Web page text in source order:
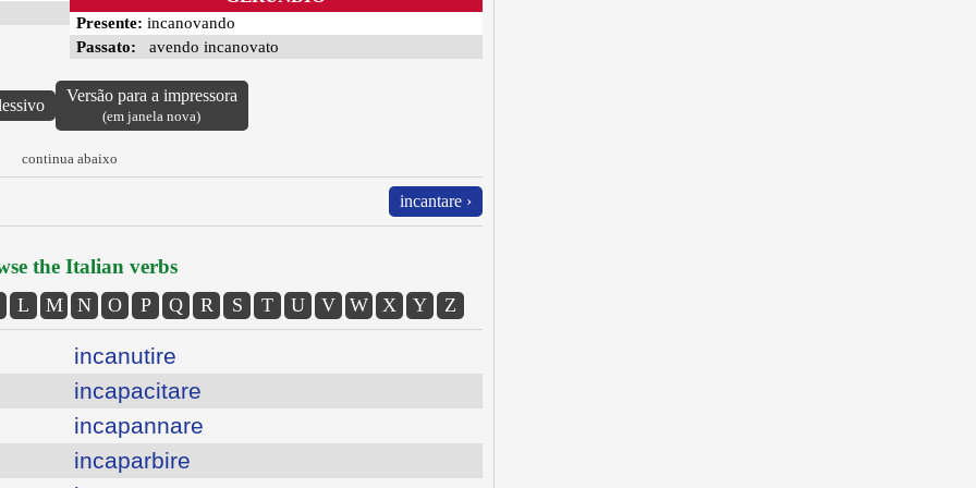
Presente: incanovando
Passato: avendo incanovato
Versão para a impressora
(em janela nova)
continua abaixo
incantare ›
the Italian verbs
L M N O P Q R S T U V W X Y Z
incanutire
incapacitare
incapannare
incaparbire